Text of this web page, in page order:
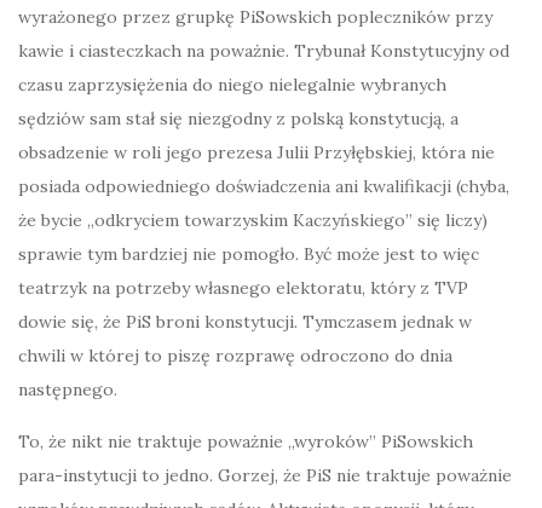
wyrażonego przez grupkę PiSowskich popleczników przy
kawie i ciasteczkach na poważnie. Trybunał Konstytucyjny od
czasu zaprzysiężenia do niego nielegalnie wybranych
sędziów sam stał się niezgodny z polską konstytucją, a
obsadzenie w roli jego prezesa Julii Przyłębskiej, która nie
posiada odpowiedniego doświadczenia ani kwalifikacji (chyba,
że bycie „odkryciem towarzyskim Kaczyńskiego” się liczy)
sprawie tym bardziej nie pomogło. Być może jest to więc
teatrzyk na potrzeby własnego elektoratu, który z TVP
dowie się, że PiS broni konstytucji. Tymczasem jednak w
chwili w której to piszę rozprawę odroczono do dnia
następnego.
To, że nikt nie traktuje poważnie „wyroków” PiSowskich
para-instytucji to jedno. Gorzej, że PiS nie traktuje poważnie